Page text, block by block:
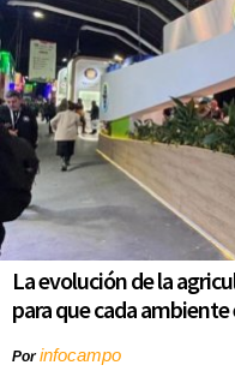
La evolución de la
para que cada
Porinfocampo